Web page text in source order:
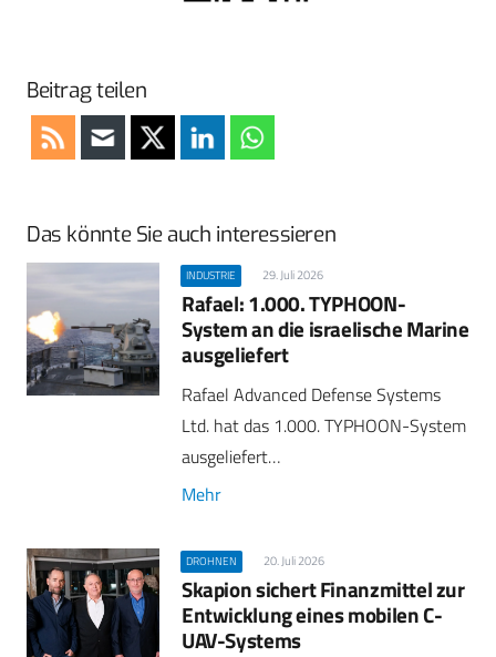
Beitrag teilen
Das könnte Sie auch interessieren
INDUSTRIE 29. Juli 2026
Rafael: 1.000. TYPHOON-
System an die israelische Marine
ausgeliefert
Rafael Advanced Defense Systems
Ltd. hat das 1.000. TYPHOON-System
ausgeliefert…
Mehr
DROHNEN 20. Juli 2026
Skapion sichert Finanzmittel zur
Entwicklung eines mobilen C-
UAV-Systems